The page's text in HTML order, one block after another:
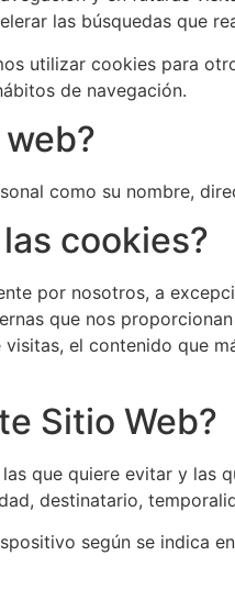
las búsquedas que
utilizar cookies para
de navegación.
como su nombre,
cookies?
por nosotros, a
que nos
el contenido que
Sitio Web?
que quiere evitar y las
destinatario,
según se indica